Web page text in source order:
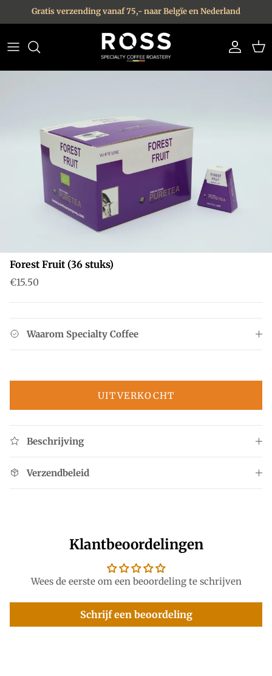
Ga naar inhoud
Gratis verzending vanaf 75,- naar Belgïe en Nederland
Account
Forest Fruit (36 stuks)
Reguliere prijs
€15.50
Waarom Specialty Coffee
UITVERKOCHT
Beschrijving
Verzendbeleid
Klantbeoordelingen
Wees de eerste om een beoordeling te schrijven
Schrijf een beoordeling
schrijf je in voor onze nieuwsbrief en geniet
10% korting op je eerste bestelling